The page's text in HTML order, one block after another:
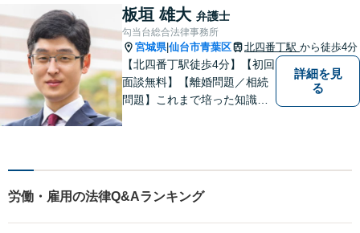
板垣 雄大 弁護士
勾当台総合法律事務所
宮城県|仙台市青葉区 北四番丁駅 から徒歩4分
【北四番丁駅徒歩4分】【初回
面談無料】【離婚問題／相続
問題】これまで培った知識と
対応可能】丁寧かつ迅速多対
応でお悩みを解決します。
【明朗な料金体系】お気軽に
ご相談下さい。
詳細を見
る
労働・雇用の法律Q&Aランキング